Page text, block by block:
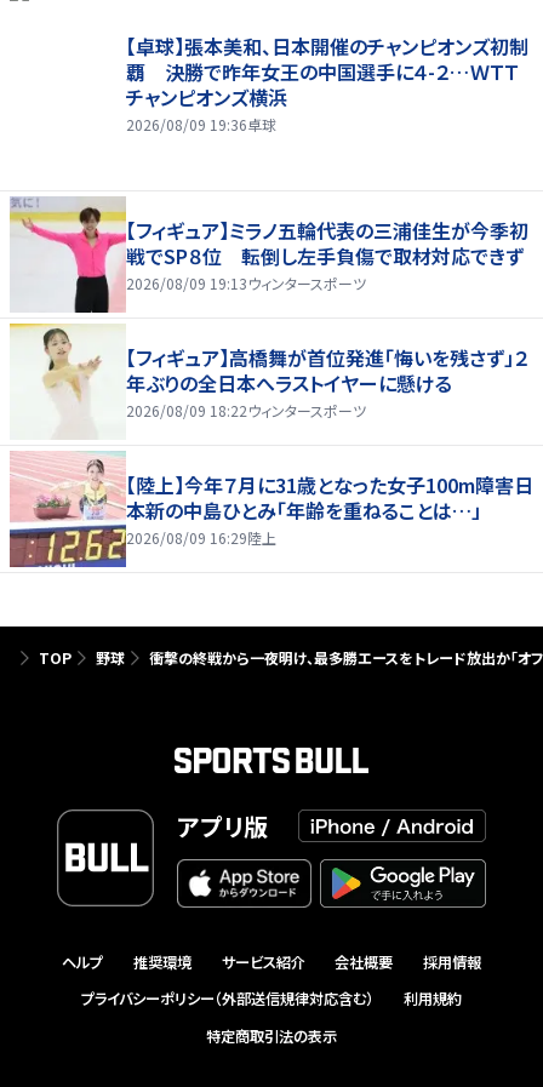
【卓球】張本美和、日本開催のチャンピオンズ初制
覇 決勝で昨年女王の中国選手に４-２…ＷＴＴ
チャンピオンズ横浜
2026/08/09 19:36卓球
【フィギュア】ミラノ五輪代表の三浦佳生が今季初
戦でSP８位 転倒し左手負傷で取材対応できず
2026/08/09 19:13ウィンタースポーツ
【フィギュア】高橋舞が首位発進「悔いを残さず」２
年ぶりの全日本へラストイヤーに懸ける
2026/08/09 18:22ウィンタースポーツ
【陸上】今年７月に31歳となった女子100m障害日
本新の中島ひとみ「年齢を重ねることは…」
2026/08/09 16:29陸上
TOP 野球 衝撃の終戦から一夜明け、最多勝エースをトレード放出か「オ
アプリ版
ヘルプ 推奨環境 サービス紹介 会社概要
採用情報
プライバシーポリシー（外部送信規律対応含む）
利用規約
特定商取引法の表示